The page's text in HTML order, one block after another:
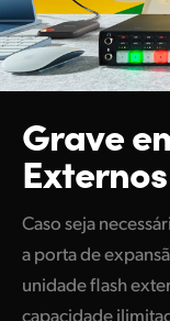
Grave
Externos
Caso seja
a porta de
unidade flash
capacidade